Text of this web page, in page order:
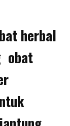
herbal
obat